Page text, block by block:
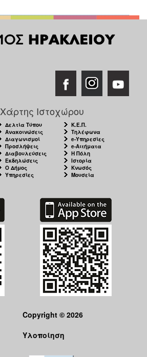
Χάρτης Ιστοχώρου
Δελτία Τύπου
Ανακοινώσεις
Διαγωνισμοί
Προσλήψεις
Διαβουλεύσεις
Εκδηλώσεις
Ο Δήμος
Υπηρεσίες
Κ.Ε.Π.
Τηλέφωνα
e-Υπηρεσίες
e-Αιτήματα
Η Πόλη
Ιστορία
Κνωσός
Μουσεία
Copyright © 2026
Υλοποίηση